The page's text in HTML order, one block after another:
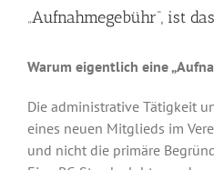
„Aufnahmegebühr“, ist
Warum eigentlich eine
Die administrative Tätigkeit
eines neuen Mitglieds im
und nicht die primäre